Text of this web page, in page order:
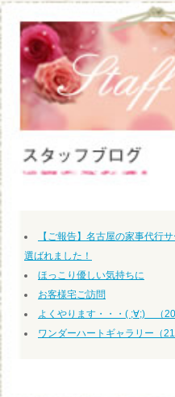
【ご報告】名古屋の家事代行
選ばれました！
ほっこり優しい気持ちに
お客様宅ご訪問
よくやります・・・( ;∀;) （20/
ワンダーハートギャラリー（